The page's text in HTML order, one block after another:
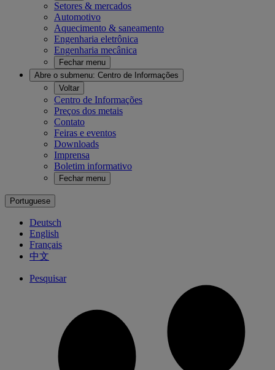
Setores & mercados
Automotivo
Aquecimento & saneamento
Engenharia eletrônica
Engenharia mecânica
Fechar menu
Abre o submenu: Centro de Informações
Voltar
Centro de Informações
Preços dos metais
Contato
Feiras e eventos
Downloads
Imprensa
Boletim informativo
Fechar menu
Portuguese
Deutsch
English
Français
中文
Pesquisar